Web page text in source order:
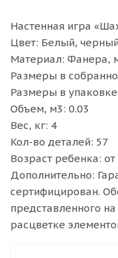
Настенная игра
Цвет: Белый,
Материал: Фанера,
Размеры в
Размеры в
Объем, м3: 0.03
Вес, кг: 4
Кол-во деталей: 57
Возраст ребенка: от
Дополнительно:
сертифицирован.
представленного
расцветке